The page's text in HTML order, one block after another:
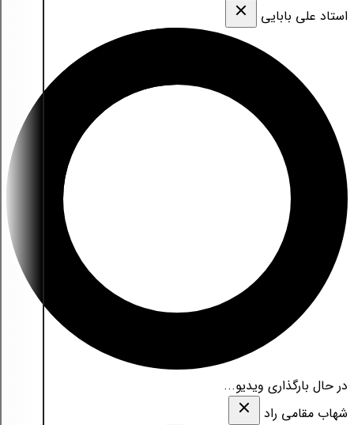
استاد علی بابایی
در حال بارگذاری ویدیو...
شهاب مقامی‌ راد